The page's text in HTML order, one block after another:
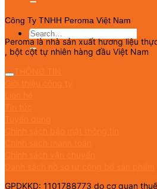
English
Công Ty TNHH Peroma Việt Nam
Peroma là nhà sản xuất hương liệu
, bột cột tự nhiên hàng đầu Việt Nam
GPDKKD: 1101788773 do cơ quan